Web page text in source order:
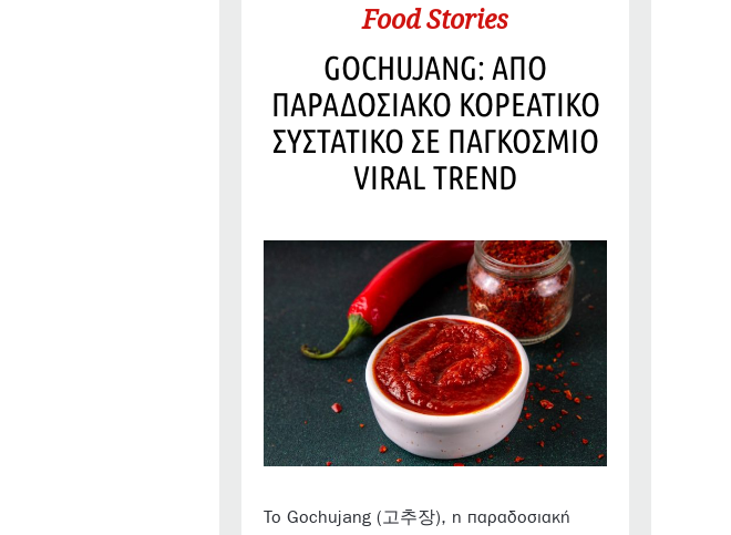
Food Stories
GOCHUJANG: ΑΠΟ
ΠΑΡΑΔΟΣΙΑΚΟ ΚΟΡΕΑΤΙΚΟ
ΣΥΣΤΑΤΙΚΟ ΣΕ ΠΑΓΚΟΣΜΙΟ
VIRAL TREND
Το Gochujang (고추장), η παραδοσιακή